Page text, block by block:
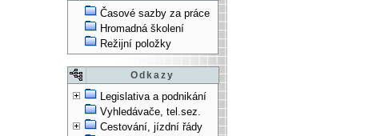
Časové sazby za práce
Hromadná školení
Režijní položky
Odkazy
Legislativa a podnikání
Vyhledávače, tel.sez.
Cestování, jízdní řády